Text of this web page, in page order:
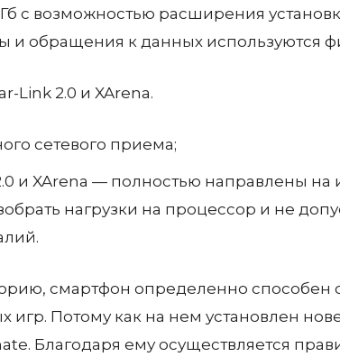
с возможностью расширения
и обращения к данных используются
Link 2.0 и XArena.
сетевого приема;
и XArena — полностью направлены на
нагрузки на процессор и не
смартфон определенно способен
Потому как на нем установлен
Благодаря ему осуществляется